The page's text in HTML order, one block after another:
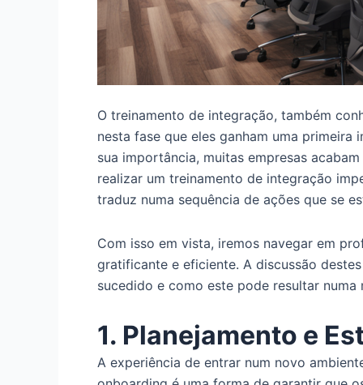
O treinamento de integração, também
nesta fase que eles ganham uma
sua importância, muitas empresas
realizar um treinamento de integração
traduz numa sequência de ações que se
Com isso em vista, iremos navegar em
gratificante e eficiente. A discussão
sucedido e como este pode resultar
1. Planejamento e
A experiência de entrar num novo